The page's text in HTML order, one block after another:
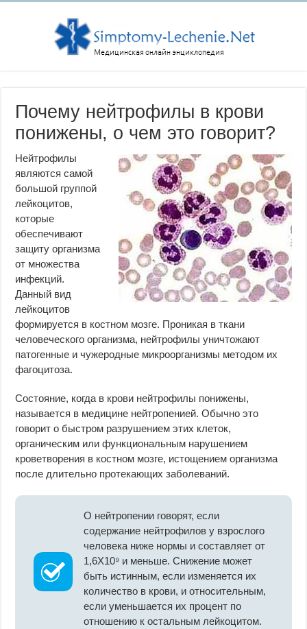
Почему нейтрофилы в крови
понижены, о чем это говорит?
Нейтрофилы
являются самой
большой группой
лейкоцитов,
которые
обеспечивают
защиту организма
от множества
инфекций.
Данный вид
лейкоцитов
формируется в костном мозге. Проникая в ткани
человеческого организма, нейтрофилы уничтожают
патогенные и чужеродные микроорганизмы методом их
фагоцитоза.
Состояние, когда в крови нейтрофилы понижены,
называется в медицине нейтропенией. Обычно это
говорит о быстром разрушением этих клеток,
органическим или функциональным нарушением
кроветворения в костном мозге, истощением организма
после длительно протекающих заболеваний.
О нейтропении говорят, если
содержание нейтрофилов у взрослого
человека ниже нормы и составляет от
1,6Х10⁹ и меньше. Снижение может
быть истинным, если изменяется их
количество в крови, и относительным,
если уменьшается их процент по
отношению к остальным лейкоцитом.